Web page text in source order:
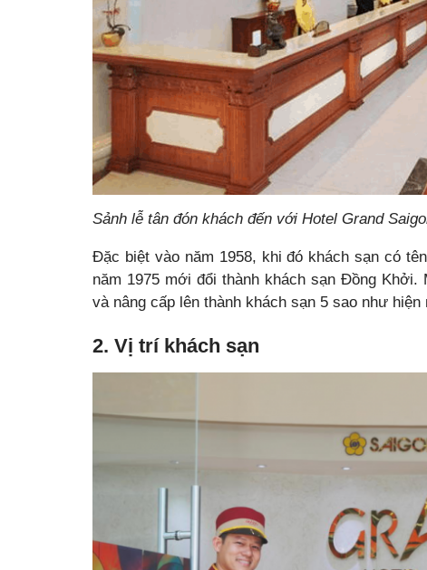
Sảnh lễ tân đón khách đến với Hotel Grand
Đặc biệt vào năm 1958, khi đó khách sạn có
năm 1975 mới đổi thành khách sạn Đồng
và nâng cấp lên thành khách sạn 5 sao như hiện
2. Vị trí khách sạn